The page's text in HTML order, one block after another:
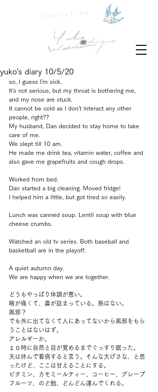
liberation
yuko's diary 10/5/20
so, I guess I'm sick.
It's not serious, but my throat is bothering me,
and my nose are stuck.
It cannot be cold as I don't interact any other
people, right??
My husband, Dan decided to stay home to take
care of me.
We slept till 10 am.
He made me drink tea, vitamin water, coffee and
also gave me grapefruits and cough drops.
Worked from bed.
Dan started a big cleaning. Moved fridge!
I helped him a little, but got tired so easily.
Lunch was canned soup. Lentil soup with blue
cheese crumbs.
Watched an old tv series. Both baseball and
basketball are in the playoff.
A quiet autumn day.
We are happy when we are together.
どうもやっぱり体調が悪い。
喉が痛くて、鼻が詰まっている。熱はない。
風邪？
でも外に出てなくて人にあってないから風邪をもら
うことはないはず。
アレルギーか。
１０時に自然と目が覚めるまでぐっすり眠った。
夫は休んで看病すると言う。そんな大げさな、と思
ったけど、ここは甘えることにする。
ビタミン、カモミールティー、コーヒー、グレープ
フルーツ、のど飴、どんどん運んでくれる。